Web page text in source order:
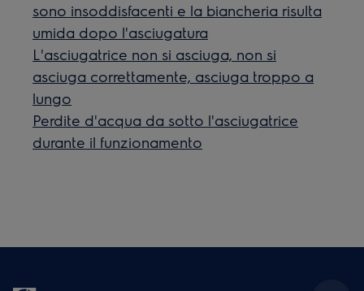
sono insoddisfacenti e la biancheria risulta
umida dopo l'asciugatura
L'asciugatrice non si asciuga, non si
asciuga correttamente, asciuga troppo a
lungo
Perdite d'acqua da sotto l'asciugatrice
durante il funzionamento